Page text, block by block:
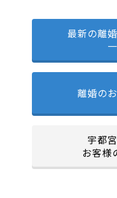
最新の離
離婚の
宇都
お客様